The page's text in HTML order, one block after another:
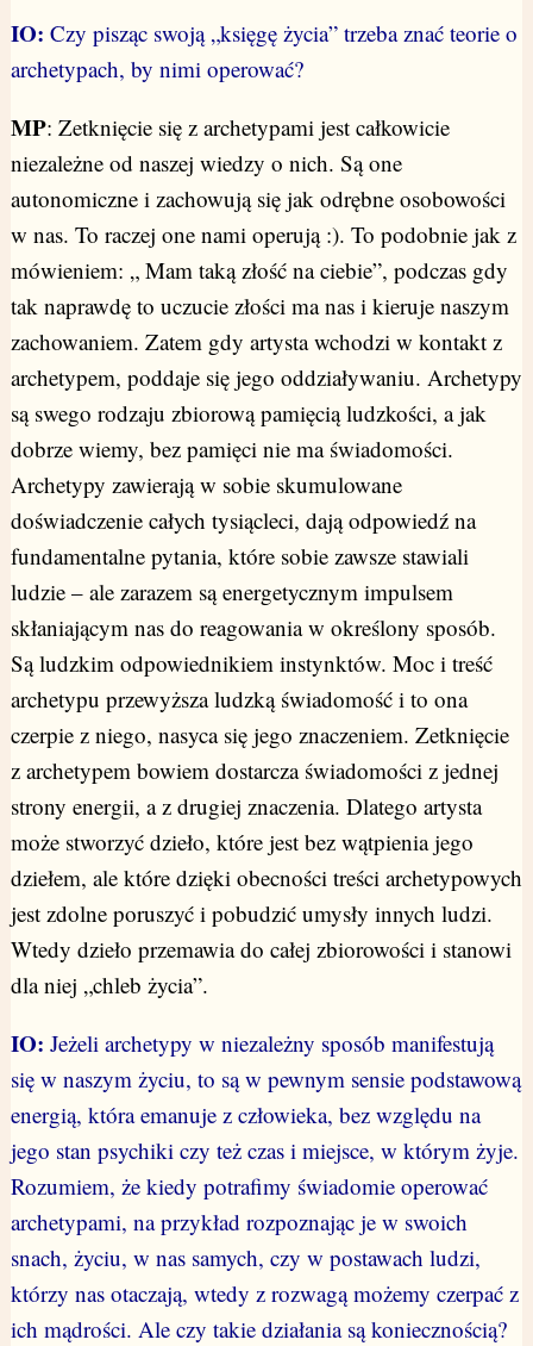
IO: Czy pisząc swoją „księgę życia” trzeba znać teorie o
archetypach, by nimi operować?
MP: Zetknięcie się z archetypami jest całkowicie
niezależne od naszej wiedzy o nich. Są one
autonomiczne i zachowują się jak odrębne osobowości
w nas. To raczej one nami operują :). To podobnie jak z
mówieniem: „ Mam taką złość na ciebie”, podczas gdy
tak naprawdę to uczucie złości ma nas i kieruje naszym
zachowaniem. Zatem gdy artysta wchodzi w kontakt z
archetypem, poddaje się jego oddziaływaniu. Archetypy
są swego rodzaju zbiorową pamięcią ludzkości, a jak
dobrze wiemy, bez pamięci nie ma świadomości.
Archetypy zawierają w sobie skumulowane
doświadczenie całych tysiącleci, dają odpowiedź na
fundamentalne pytania, które sobie zawsze stawiali
ludzie – ale zarazem są energetycznym impulsem
skłaniającym nas do reagowania w określony sposób.
Są ludzkim odpowiednikiem instynktów. Moc i treść
archetypu przewyższa ludzką świadomość i to ona
czerpie z niego, nasyca się jego znaczeniem. Zetknięcie
z archetypem bowiem dostarcza świadomości z jednej
strony energii, a z drugiej znaczenia. Dlatego artysta
może stworzyć dzieło, które jest bez wątpienia jego
dziełem, ale które dzięki obecności treści archetypowych
jest zdolne poruszyć i pobudzić umysły innych ludzi.
Wtedy dzieło przemawia do całej zbiorowości i stanowi
dla niej „chleb życia”.
IO: Jeżeli archetypy w niezależny sposób manifestują
się w naszym życiu, to są w pewnym sensie podstawową
energią, która emanuje z człowieka, bez względu na
jego stan psychiki czy też czas i miejsce, w którym żyje.
Rozumiem, że kiedy potrafimy świadomie operować
archetypami, na przykład rozpoznając je w swoich
snach, życiu, w nas samych, czy w postawach ludzi,
którzy nas otaczają, wtedy z rozwagą możemy czerpać z
ich mądrości. Ale czy takie działania są koniecznością?